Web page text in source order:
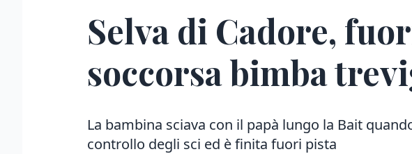
Selva di Cadore,
soccorsa bimba
La bambina sciava con il papà lungo la Bait
controllo degli sci ed è finita fuori pista